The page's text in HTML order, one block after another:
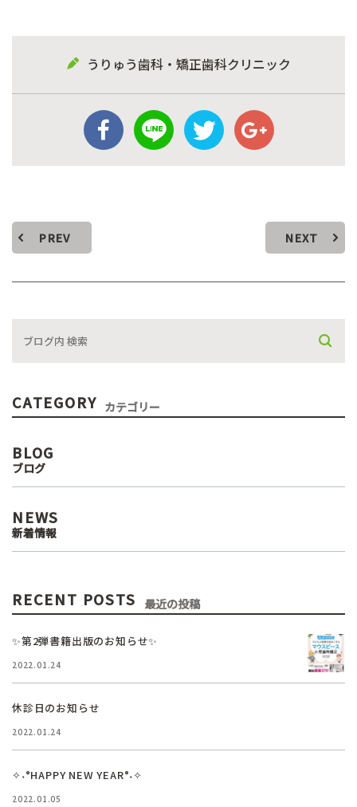
うりゅう歯科・矯正歯科クリニック
PREV NEXT
CATEGORY カテゴリー
BLOG
ブログ
NEWS
新着情報
RECENT POSTS 最近の投稿
✨第2弾書籍出版のお知らせ✨
2022.01.24
休診日のお知らせ
2022.01.24
✧˖°HAPPY NEW YEAR°˖✧
2022.01.05